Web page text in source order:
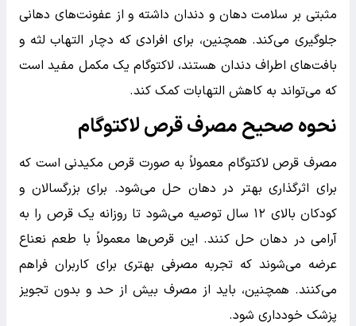
مثبتی بر سلامت دهان و دندان داشته و از عفونت‌های دهانی
جلوگیری می‌کند. همچنین، برای افرادی که دچار التهاب لثه و
بافت‌های اطراف دندان هستند، لاکتوگام یک مکمل مفید است
که می‌تواند به کاهش التهابات کمک کند.
نحوه صحیح مصرف قرص لاکتوگام
مصرف قرص لاکتوگام معمولاً به صورت قرص مکیدنی است که
برای اثرگذاری بهتر در دهان حل می‌شود. برای بزرگسالان و
کودکان بالای ۱۲ سال توصیه می‌شود تا روزانه یک قرص را به
آرامی در دهان حل کنند. این قرص‌ها معمولاً با طعم نعناع
عرضه می‌شوند که تجربه مصرفی بهتری برای کاربران فراهم
می‌کنند. همچنین، باید از مصرف بیش از حد و بدون تجویز
پزشک خودداری شود.